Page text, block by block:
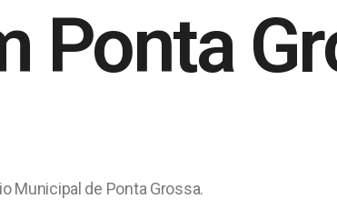
Ponta
Municipal de Ponta Grossa.